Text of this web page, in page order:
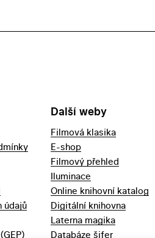
údajů
Další weby
Filmová klasika
E-shop
Filmový přehled
Iluminace
Online knihovní katalog
Digitální knihovna
Laterna magika
Databáze šifer